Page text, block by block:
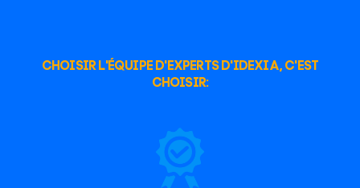
CHOISIR L'ÉQUIPE D'EXPERTS D'IDEXIA, C'EST
CHOISIR: